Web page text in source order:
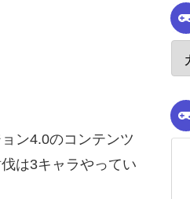
ン4.0のコンテンツ
は3キャラやってい